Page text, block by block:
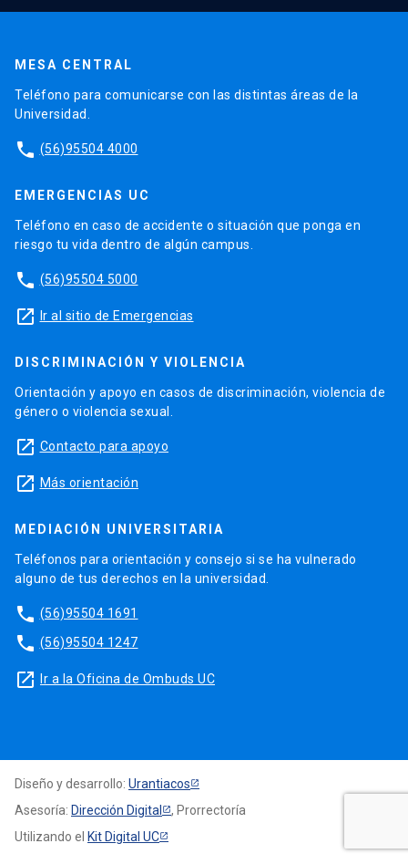
MESA CENTRAL
Teléfono para comunicarse con las distintas áreas de la
Universidad.
phone (56)95504 4000
EMERGENCIAS UC
Teléfono en caso de accidente o situación que ponga en
riesgo tu vida dentro de algún campus.
phone (56)95504 5000
launch Ir al sitio de Emergencias
DISCRIMINACIÓN Y VIOLENCIA
Orientación y apoyo en casos de discriminación, violencia de
género o violencia sexual.
launch Contacto para apoyo
launch Más orientación
MEDIACIÓN UNIVERSITARIA
Teléfonos para orientación y consejo si se ha vulnerado
alguno de tus derechos en la universidad.
phone (56)95504 1691
phone (56)95504 1247
launch Ir a la Oficina de Ombuds UC
Diseño y desarrollo: Urantiacos
Asesoría: Dirección Digital
, Prorrectoría
Utilizando el Kit Digital UC